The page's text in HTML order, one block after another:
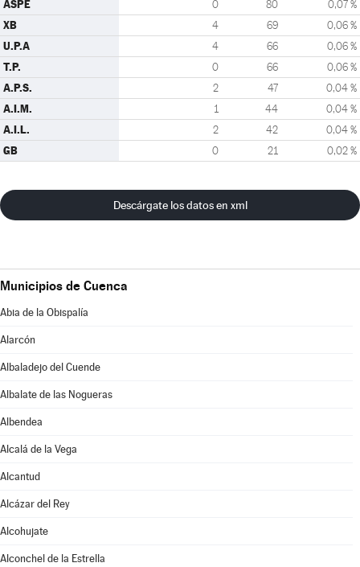
ASPE 0 80 0,07 %
XB 4 69 0,06 %
U.P.A 4 66 0,06 %
T.P. 0 66 0,06 %
A.P.S. 2 47 0,04 %
A.I.M. 1 44 0,04 %
A.I.L. 2 42 0,04 %
GB 0 21 0,02 %
Descárgate los datos en xml
Municipios de Cuenca
Abia de la Obispalía
Alarcón
Albaladejo del Cuende
Albalate de las Nogueras
Albendea
Alcalá de la Vega
Alcantud
Alcázar del Rey
Alcohujate
Alconchel de la Estrella